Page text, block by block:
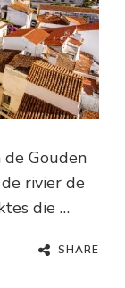
Gouden
rivier de
die …
SHARE